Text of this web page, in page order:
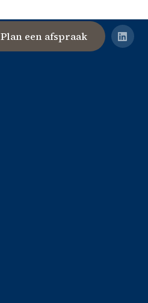
Plan een afspraak